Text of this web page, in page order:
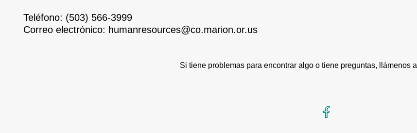
Teléfono: (503) 566-3999
Correo electrónico: humanresources@co.marion.or.us
Si tiene problemas para encontrar algo o tiene preguntas, llámenos al
Facebook